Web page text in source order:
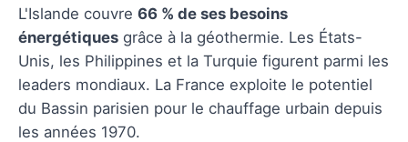
L'Islande couvre 66 % de ses besoins
énergétiques grâce à la géothermie. Les États-
Unis, les Philippines et la Turquie figurent parmi les
leaders mondiaux. La France exploite le potentiel
du Bassin parisien pour le chauffage urbain depuis
les années 1970.